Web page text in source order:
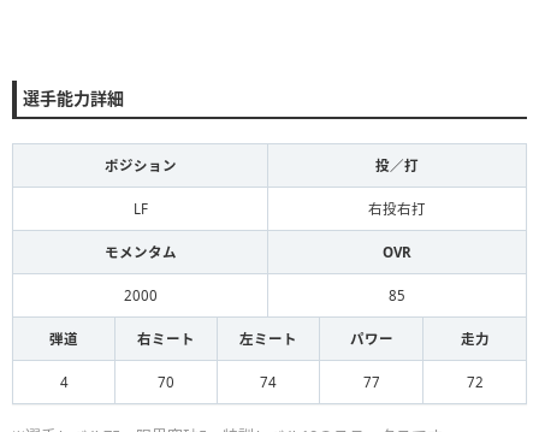
選手能力詳細
ポジション 投／打
LF 右投右打
モメンタム OVR
2000 85
弾道 右ミート 左ミート パワー 走力
4 70 74 77 72